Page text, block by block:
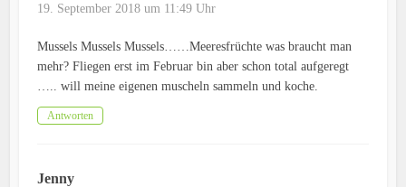
19. September 2018 um 11:49 Uhr
Mussels Mussels Mussels……Meeresfrüchte was braucht man
mehr? Fliegen erst im Februar bin aber schon total aufgeregt
….. will meine eigenen muscheln sammeln und koche.
Antworten
Jenny